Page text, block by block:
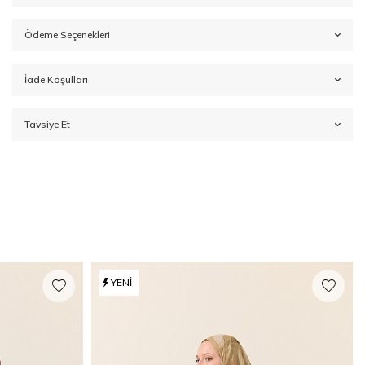
Ödeme Seçenekleri
İade Koşulları
Tavsiye Et
YENI